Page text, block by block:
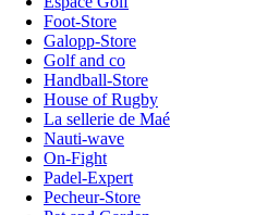
Foot-Store
Galopp-Store
Golf and co
Handball-Store
House of Rugby
La sellerie de Maé
Nauti-wave
On-Fight
Padel-Expert
Pecheur-Store